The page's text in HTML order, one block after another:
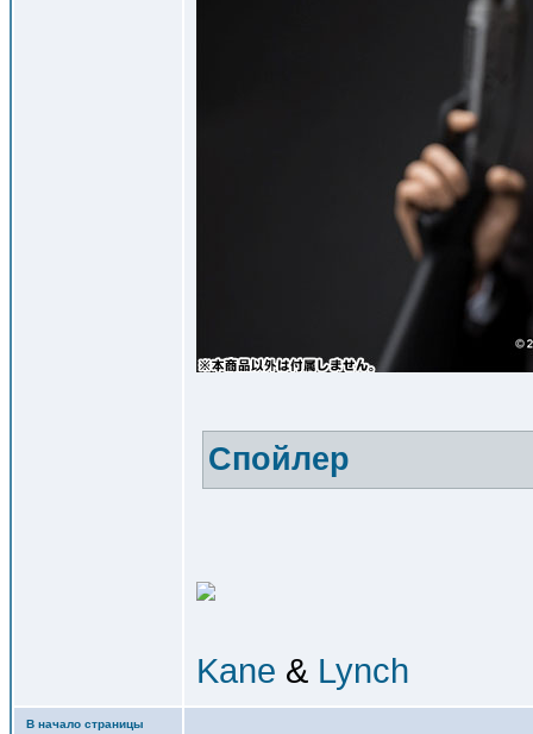
Спойлер
Kane & Lynch
В начало страницы